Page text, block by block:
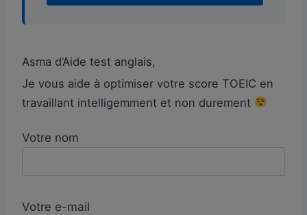
Asma d’Aide test anglais,
Je vous aide à optimiser votre score TOEIC en
travaillant intelligemment et non durement
Votre nom
Votre e-mail